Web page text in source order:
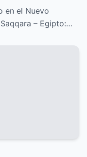
todo
en el Nuevo
– Egipto:…